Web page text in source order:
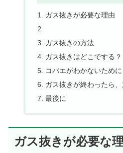
ガス抜きが必要な理由
ガス抜きの方法
ガス抜きはどこでする？
コバエがわかないために
ガス抜きが終わったら
最後に
ガス抜きが必要な